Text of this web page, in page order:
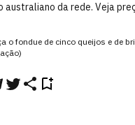
australiano da rede. Veja
o fondue de cinco queijos e de